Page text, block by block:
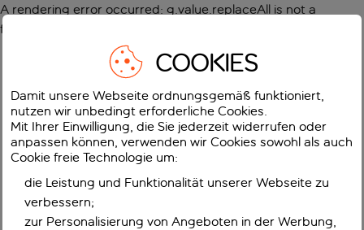
A rendering error occurred: g.value.replaceAll is not a
function
COOKIES
Damit unsere Webseite ordnungsgemäß funktioniert,
nutzen wir unbedingt erforderliche Cookies.
Mit Ihrer Einwilligung, die Sie jederzeit widerrufen oder
anpassen können, verwenden wir Cookies sowohl als auch
Cookie freie Technologie um:
die Leistung und Funktionalität unserer Webseite zu
verbessern;
zur Personalisierung von Angeboten in der Werbung,